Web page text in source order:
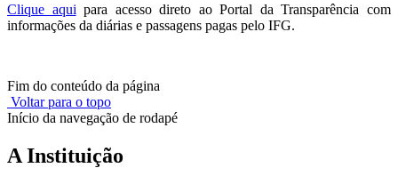
Clique aqui para acesso direto ao Portal da Transparência com
informações da diárias e passagens pagas pelo IFG.
Fim do conteúdo da página
Voltar para o topo
Início da navegação de rodapé
A Instituição